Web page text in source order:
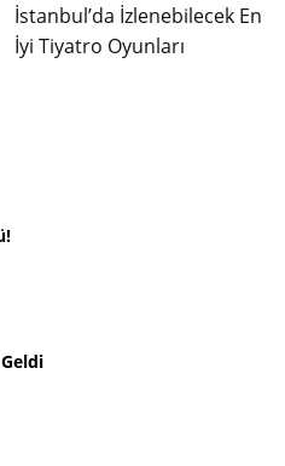
İstanbul’da İzlenebilecek En
İyi Tiyatro Oyunları